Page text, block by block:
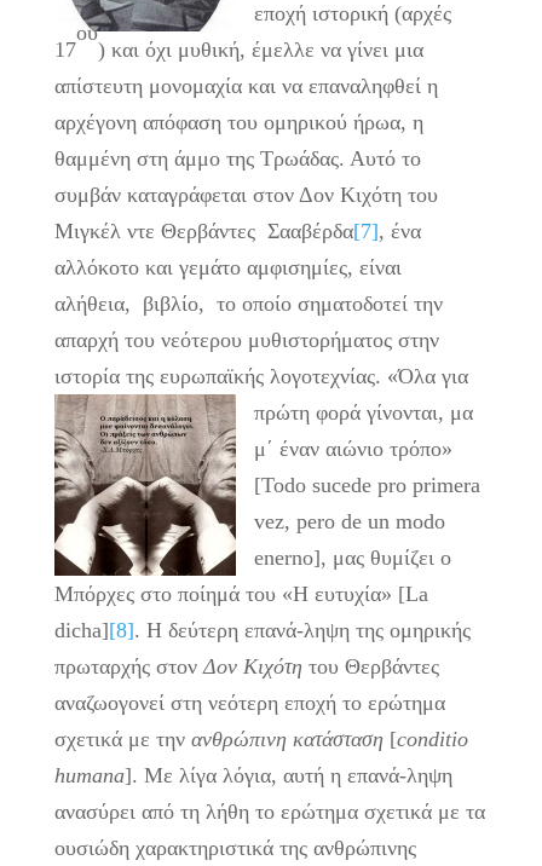
εποχή ιστορική (αρχές
17
ου
) και όχι μυθική, έμελλε να γίνει μια
απίστευτη μονομαχία και να επαναληφθεί η
αρχέγονη απόφαση του ομηρικού ήρωα, η
θαμμένη στη άμμο της Τρωάδας. Αυτό το
συμβάν καταγράφεται στον Δον Κιχότη του
Μιγκέλ ντε Θερβάντες Σααβέρδα[7], ένα
αλλόκοτο και γεμάτο αμφισημίες, είναι
αλήθεια, βιβλίο, το οποίο σηματοδοτεί την
απαρχή του νεότερου μυθιστορήματος στην
ιστορία της ευρωπαϊκής λογοτεχνίας. «Όλα για
πρώτη φορά γίνονται, μα
μ΄ έναν αιώνιο τρόπο»
[Todo sucede pro primera
vez, pero de un modo
enerno], μας θυμίζει ο
Μπόρχες στο ποίημά του «Η ευτυχία» [La
dicha][8]. Η δεύτερη επανά-ληψη της ομηρικής
πρωταρχής στονΔον Κιχότη του Θερβάντες
αναζωογονεί στη νεότερη εποχή το ερώτημα
σχετικά με την ανθρώπινη κατάσταση [conditio
humana]. Με λίγα λόγια, αυτή η επανά-ληψη
ανασύρει από τη λήθη το ερώτημα σχετικά με τα
ουσιώδη χαρακτηριστικά της ανθρώπινης